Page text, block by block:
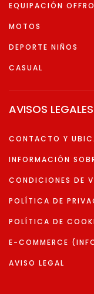
EQUIPACIÓN
MOTOS
DEPORTE NIÑOS
CASUAL
AVISOS LEGALES
CONTACTO Y
INFORMACIÓN
CONDICIONES DE
POLÍTICA DE
POLÍTICA DE
E-COMMERCE
AVISO LEGAL